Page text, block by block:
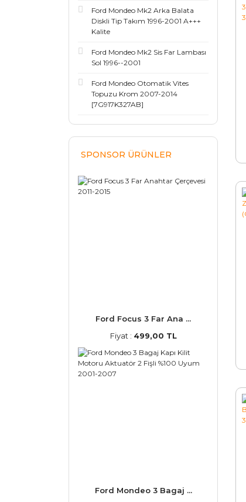
Ford Mondeo Mk2 Arka Balata
Diskli Tip Takım 1996-2001 A+++
Kalite
Ford Mondeo Mk2 Sis Far Lambası
Sol 1996--2001
Ford Mondeo Otomatik Vites
Topuzu Krom 2007-2014
[7G917K327AB]
SPONSOR ÜRÜNLER
Ford Focus 3 Far Ana ...
Fiyat : 499,00 TL
Ford Mondeo 3 Bagaj ...